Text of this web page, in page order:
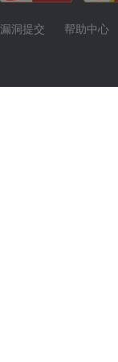
漏洞提交 帮助中心